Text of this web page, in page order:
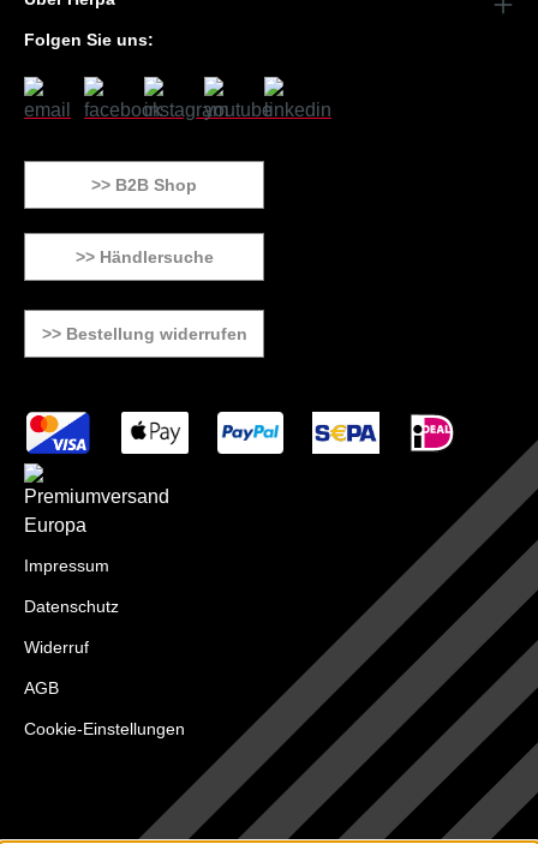
Folgen Sie uns:
>> B2B Shop
>> Händlersuche
>> Bestellung widerrufen
Impressum
Datenschutz
Widerruf
AGB
Cookie-Einstellungen